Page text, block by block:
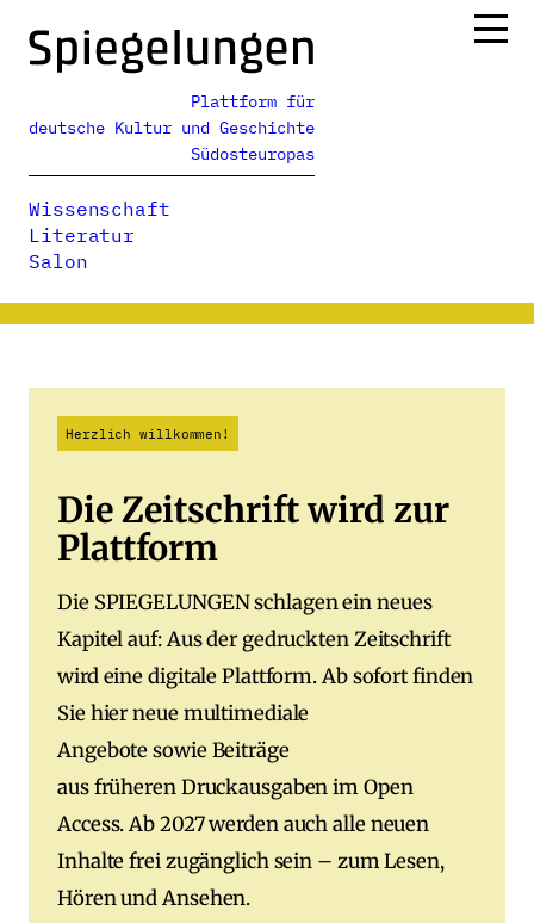
Inhalt
springen
Plattform für
deutsche Kultur und Geschichte
Südosteuropas
Wissenschaft
Literatur
Salon
Über uns
Podcasts
Herzlich willkommen!
Die Zeitschrift wird zur
Plattform
Die SPIEGELUNGEN schlagen ein neues
Kapitel auf: Aus der gedruckten Zeitschrift
wird eine digitale Plattform. Ab sofort finden
Sie hier neue multimediale
Angebote sowie Beiträge
aus früheren Druckausgaben im Open
Access. Ab 2027 werden auch alle neuen
Inhalte frei zugänglich sein – zum Lesen,
Hören und Ansehen.